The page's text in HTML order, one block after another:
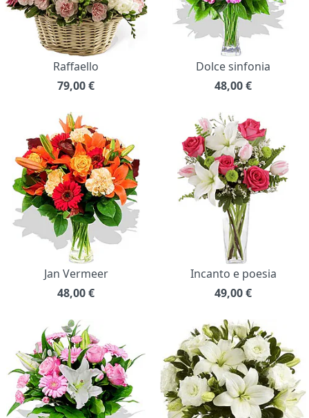
Raffaello
79,00€
Dolce sinfonia
48,00€
Jan Vermeer
48,00€
Incanto e poesia
49,00€